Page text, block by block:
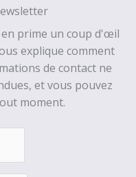
prime un coup d'œil
explique comment
de contact ne
et vous pouvez
moment.